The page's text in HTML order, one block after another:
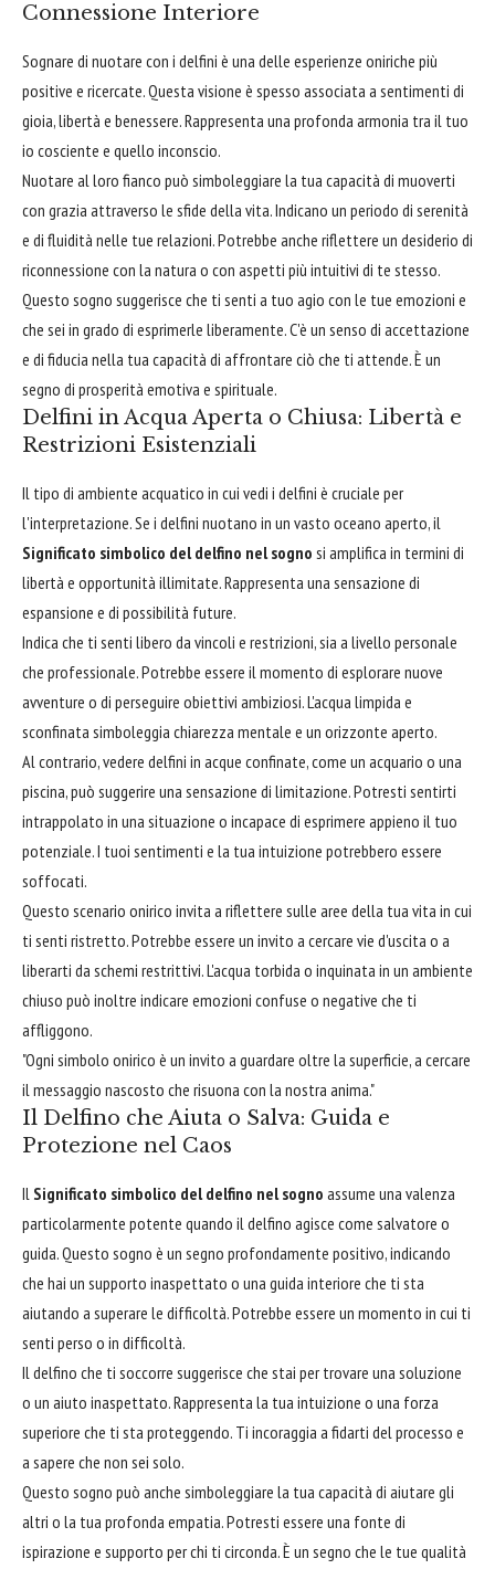
Connessione Interiore
Sognare di nuotare con i delfini è una delle esperienze oniriche più
positive e ricercate. Questa visione è spesso associata a sentimenti di
gioia, libertà e benessere. Rappresenta una profonda armonia tra il tuo
io cosciente e quello inconscio.
Nuotare al loro fianco può simboleggiare la tua capacità di muoverti
con grazia attraverso le sfide della vita. Indicano un periodo di serenità
e di fluidità nelle tue relazioni. Potrebbe anche riflettere un desiderio di
riconnessione con la natura o con aspetti più intuitivi di te stesso.
Questo sogno suggerisce che ti senti a tuo agio con le tue emozioni e
che sei in grado di esprimerle liberamente. C'è un senso di accettazione
e di fiducia nella tua capacità di affrontare ciò che ti attende. È un
segno di prosperità emotiva e spirituale.
Delfini in Acqua Aperta o Chiusa: Libertà e
Restrizioni Esistenziali
Il tipo di ambiente acquatico in cui vedi i delfini è cruciale per
l'interpretazione. Se i delfini nuotano in un vasto oceano aperto, il
Significato simbolico del delfino nel sogno si amplifica in termini di
libertà e opportunità illimitate. Rappresenta una sensazione di
espansione e di possibilità future.
Indica che ti senti libero da vincoli e restrizioni, sia a livello personale
che professionale. Potrebbe essere il momento di esplorare nuove
avventure o di perseguire obiettivi ambiziosi. L'acqua limpida e
sconfinata simboleggia chiarezza mentale e un orizzonte aperto.
Al contrario, vedere delfini in acque confinate, come un acquario o una
piscina, può suggerire una sensazione di limitazione. Potresti sentirti
intrappolato in una situazione o incapace di esprimere appieno il tuo
potenziale. I tuoi sentimenti e la tua intuizione potrebbero essere
soffocati.
Questo scenario onirico invita a riflettere sulle aree della tua vita in cui
ti senti ristretto. Potrebbe essere un invito a cercare vie d'uscita o a
liberarti da schemi restrittivi. L'acqua torbida o inquinata in un ambiente
chiuso può inoltre indicare emozioni confuse o negative che ti
affliggono.
"Ogni simbolo onirico è un invito a guardare oltre la superficie, a cercare
il messaggio nascosto che risuona con la nostra anima."
Il Delfino che Aiuta o Salva: Guida e
Protezione nel Caos
Il Significato simbolico del delfino nel sogno assume una valenza
particolarmente potente quando il delfino agisce come salvatore o
guida. Questo sogno è un segno profondamente positivo, indicando
che hai un supporto inaspettato o una guida interiore che ti sta
aiutando a superare le difficoltà. Potrebbe essere un momento in cui ti
senti perso o in difficoltà.
Il delfino che ti soccorre suggerisce che stai per trovare una soluzione
o un aiuto inaspettato. Rappresenta la tua intuizione o una forza
superiore che ti sta proteggendo. Ti incoraggia a fidarti del processo e
a sapere che non sei solo.
Questo sogno può anche simboleggiare la tua capacità di aiutare gli
altri o la tua profonda empatia. Potresti essere una fonte di
ispirazione e supporto per chi ti circonda. È un segno che le tue qualità